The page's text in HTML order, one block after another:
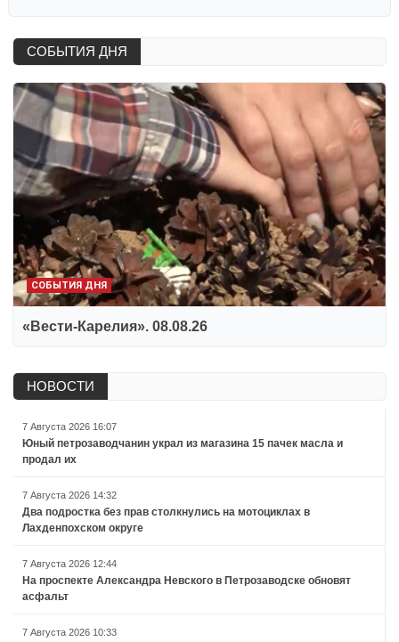
СОБЫТИЯ ДНЯ
СОБЫТИЯ ДНЯ
«Вести-Карелия». 08.08.26
НОВОСТИ
7 Августа 2026 16:07
Юный петрозаводчанин украл из магазина 15 пачек масла и
продал их
7 Августа 2026 14:32
Два подростка без прав столкнулись на мотоциклах в
Лахденпохском округе
7 Августа 2026 12:44
На проспекте Александра Невского в Петрозаводске обновят
асфальт
7 Августа 2026 10:33